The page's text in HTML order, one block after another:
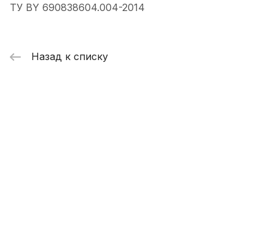
ТУ BY 690838604.004-2014
Назад к списку